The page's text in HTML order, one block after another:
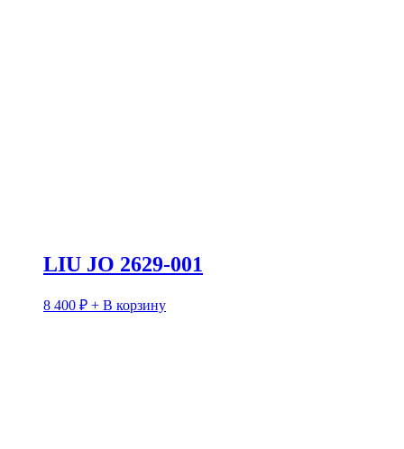
LIU JO 2629-001
8 400 ₽ + В корзину